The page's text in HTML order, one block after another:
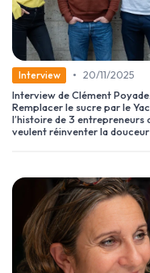
Interview • 20/11/2025
Interview de Clément Poyade.
Remplacer le sucre par le
l’histoire de 3 entrepreneurs
veulent réinventer la douceur